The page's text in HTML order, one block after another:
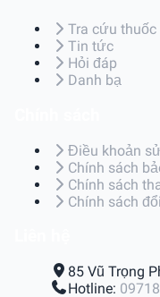
Tra cứu thuốc
Tin tức
Hỏi đáp
Danh bạ
Điều khoản
Chính sách
Chính sách
Chính sách
85 Vũ Trọng
Hotline: